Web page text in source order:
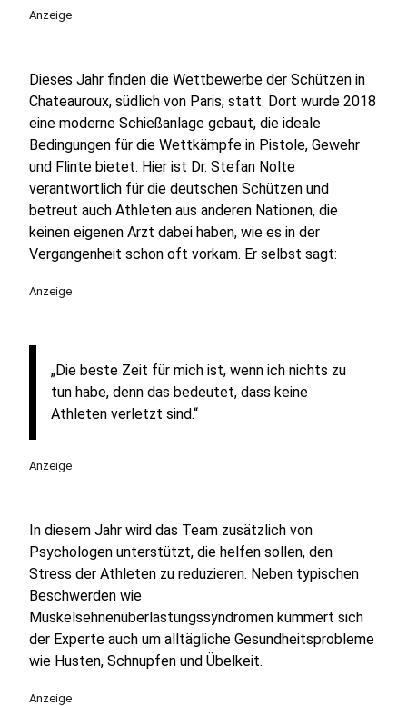
Anzeige
Dieses Jahr finden die Wettbewerbe der Schützen in
Chateauroux, südlich von Paris, statt. Dort wurde 2018
eine moderne Schießanlage gebaut, die ideale
Bedingungen für die Wettkämpfe in Pistole, Gewehr
und Flinte bietet. Hier ist Dr. Stefan Nolte
verantwortlich für die deutschen Schützen und
betreut auch Athleten aus anderen Nationen, die
keinen eigenen Arzt dabei haben, wie es in der
Vergangenheit schon oft vorkam. Er selbst sagt:
Anzeige
„Die beste Zeit für mich ist, wenn ich nichts zu
tun habe, denn das bedeutet, dass keine
Athleten verletzt sind.“
Anzeige
In diesem Jahr wird das Team zusätzlich von
Psychologen unterstützt, die helfen sollen, den
Stress der Athleten zu reduzieren. Neben typischen
Beschwerden wie
Muskelsehnenüberlastungssyndromen kümmert sich
der Experte auch um alltägliche Gesundheitsprobleme
wie Husten, Schnupfen und Übelkeit.
Anzeige